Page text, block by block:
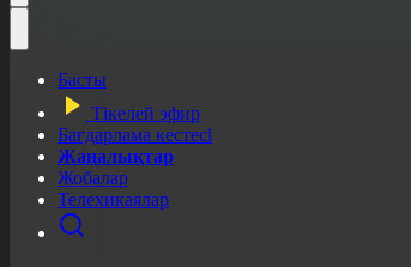
Басты
Тікелей эфир
Бағдарлама кестесі
Жаңалықтар
Жобалар
Телехикаялар